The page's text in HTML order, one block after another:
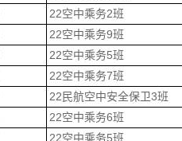
22空中乘务2班
22空中乘务9班
22空中乘务5班
22空中乘务7班
22民航空中安全保卫3班
22空中乘务6班
22空中乘务5班